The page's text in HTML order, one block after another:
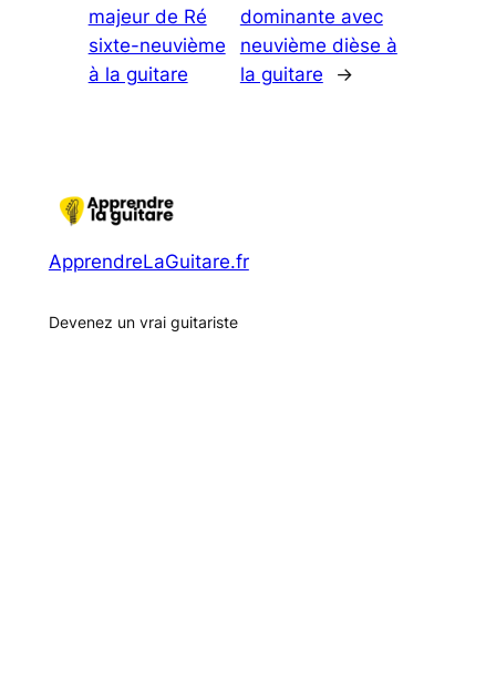
majeur de Ré
sixte-neuvième
à la guitare
dominante avec
neuvième dièse à
la guitare
→
ApprendreLaGuitare.fr
Devenez un vrai guitariste